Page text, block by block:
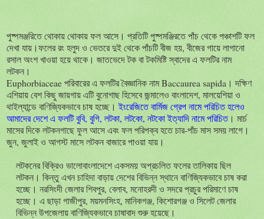
পুষ্পমঞ্জরিতে থোকায় থোকায় ফল আসে। প্রতিটি পুষ্পমঞ্জিরতে পাঁচ থেকে পঞ্চাশটি ফল
দেখা যায়।ফলের রং হলুদ ও ভেতরে দুই থেকে পাঁচটি বীজ হয়, বীজের গায়ে লাগানো
রসাল অংশ খাওয়া হয়ে থাকে। জাতভেদে টক বা টকমিষ্টি স্বাদের এ ফলটির নাম
লটকন।
Euphorbiaceae পরিবারের এ ফলটির বৈজ্ঞানিক নাম Baccaurea sapida। দক্ষিণ
এশিয়ায় বেশ কিছু জায়গায় এটি বুনোগাছ হিসেবে জন্মালেও বাংলাদেশ, মালয়েশিয়া ও
থাইল্যান্ডে বাণিজ্যিকভাবে চাষ হচ্ছে।ইংরেজিতে বার্মিজ গ্রেপ নামে পরিচিত হলেও
আমাদের দেশে এ ফলটি বুবি, বুগি, লটকা, লটকো, নটকো ইত্যাদি নামে পরিচিত। মার্চ
মাসের দিকে লটকনগাছে ফুল আসে এবং ফল পরিপক্ব হতে চার-পাঁচ মাস সময় লাগে।
জুন, জুলাই ও আগস্ট মাসে লটকন বাজারে পাওয়া যায়।
লটকনের বিক্রিও ভালোবাংলাদেশে একসময় অপ্রচলিত ফলের তালিকায় ছিল
লটকন। কিন্তু এখন চাহিদা বাড়ায় দেশের বিভিন্ন স্থানে বাণিজ্যিকভাবে চাষ করা
হচ্ছে। নরসিংদী জেলার শিবপুর, বেলাব, মনোহরদী ও সদরে প্রচুর পরিমাণে চাষ
হচ্ছে। এ ছাড়া গাজীপুর, ময়মনসিংহ, মানিকগঞ্জ, কিশোরগঞ্জ ও সিলেট জেলার
বিভিন্ন উপজেলায় বাণিজ্যিকভাবে চাষাবাদ শুরু হয়েছে।